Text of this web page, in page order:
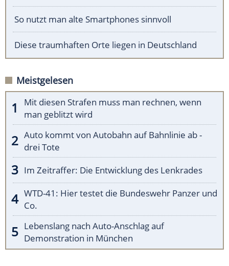
So nutzt man alte Smartphones sinnvoll
Diese traumhaften Orte liegen in Deutschland
Meistgelesen
Mit diesen Strafen muss man rechnen, wenn
man geblitzt wird
Auto kommt von Autobahn auf Bahnlinie ab -
drei Tote
Im Zeitraffer: Die Entwicklung des Lenkrades
WTD-41: Hier testet die Bundeswehr Panzer und
Co.
Lebenslang nach Auto-Anschlag auf
Demonstration in München